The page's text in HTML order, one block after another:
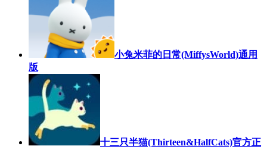
小兔米菲的日常(MiffysWorld)通用
版
十三只半猫(Thirteen&HalfCats)官方正